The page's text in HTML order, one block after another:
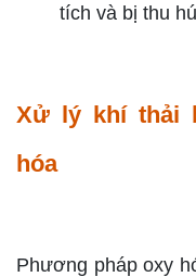
tích và bị thu
Xử lý khí thải
hóa
Phương pháp oxy